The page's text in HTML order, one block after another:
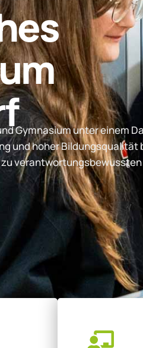
Gymnasium unter einem
und hoher Bildungsqualität
zu verantwortungsbewussten